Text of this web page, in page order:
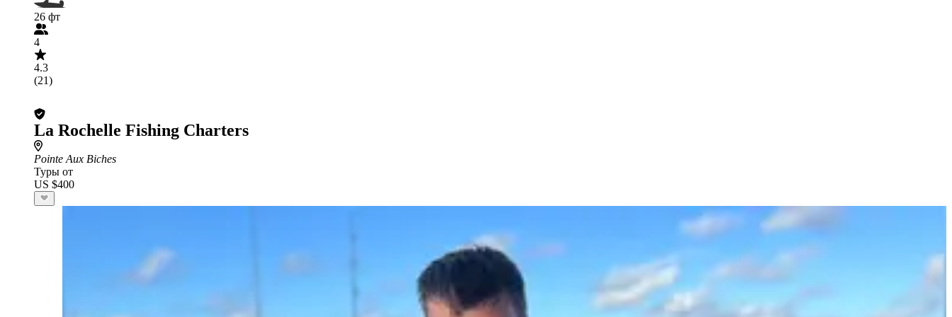
26 фт
4
4.3
(21)
La Rochelle Fishing Charters
Pointe Aux Biches
Туры от
US $400